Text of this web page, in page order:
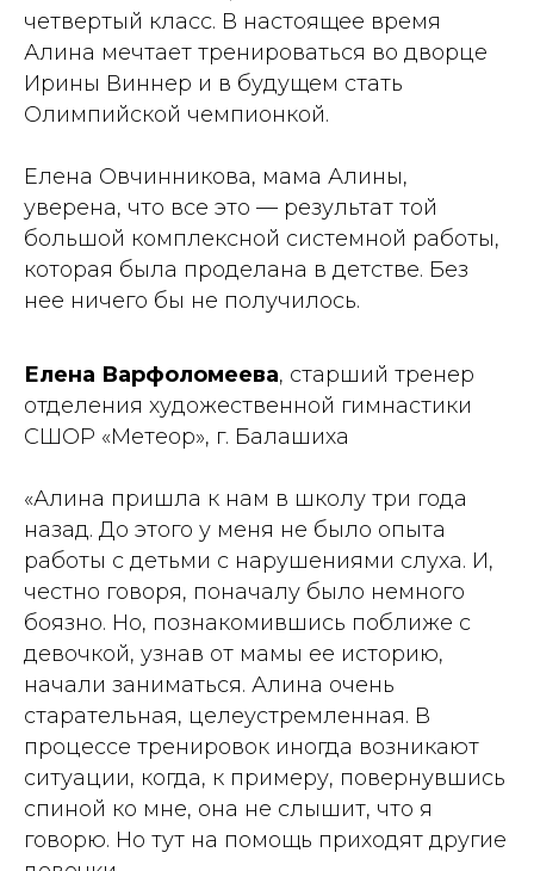
четвертый класс. В настоящее время
Алина мечтает тренироваться во дворце
Ирины Виннер и в будущем стать
Олимпийской чемпионкой.
Елена Овчинникова, мама Алины,
уверена, что все это — результат той
большой комплексной системной работы,
которая была проделана в детстве. Без
нее ничего бы не получилось.
Елена Варфоломеева, старший тренер
отделения художественной гимнастики
СШОР «Метеор», г. Балашиха
«Алина пришла к нам в школу три года
назад. До этого у меня не было опыта
работы с детьми с нарушениями слуха. И,
честно говоря, поначалу было немного
боязно. Но, познакомившись поближе с
девочкой, узнав от мамы ее историю,
начали заниматься. Алина очень
старательная, целеустремленная. В
процессе тренировок иногда возникают
ситуации, когда, к примеру, повернувшись
спиной ко мне, она не слышит, что я
говорю. Но тут на помощь приходят другие